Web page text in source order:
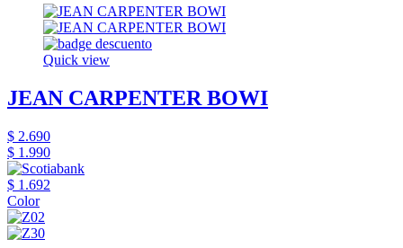
Quick view
JEAN CARPENTER BOWI
$ 2.690
$ 1.990
$ 1.692
Color